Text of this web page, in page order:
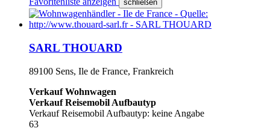
schließen
SARL THOUARD
89100 Sens, Ile de France, Frankreich
Verkauf Wohnwagen
Verkauf Reisemobil Aufbautyp
Verkauf Reisemobil Aufbautyp: keine Angabe
63